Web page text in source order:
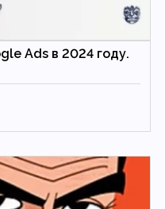
Ads в 2024 году.